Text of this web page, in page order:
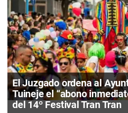
El Juzgado ordena al
Tuineje el “abono
del 14º Festival Tran Tran